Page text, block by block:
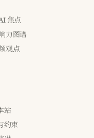
焦点
力图谱
观点
站
约束